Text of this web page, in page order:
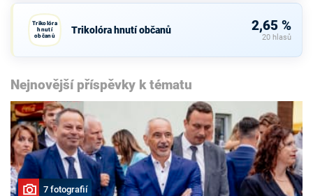
Trikolóra
hnutí
občanů
Trikolóra hnutí občanů 2,65 %
20 hlasů
Nejnovější příspěvky k tématu
7 fotografií